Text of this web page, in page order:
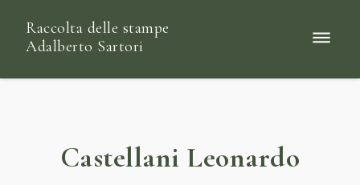
Raccolta delle stampe
Adalberto Sartori
Castellani Leonardo